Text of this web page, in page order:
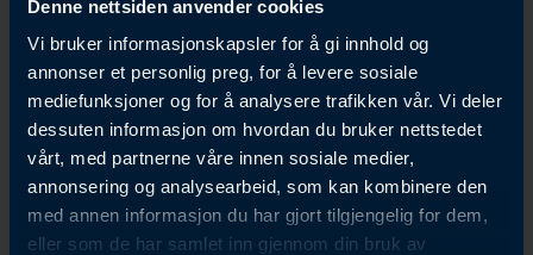
Denne nettsiden anvender cookies
Vi bruker informasjonskapsler for å gi innhold og
annonser et personlig preg, for å levere sosiale
mediefunksjoner og for å analysere trafikken vår. Vi deler
dessuten informasjon om hvordan du bruker nettstedet
vårt, med partnerne våre innen sosiale medier,
annonsering og analysearbeid, som kan kombinere den
med annen informasjon du har gjort tilgjengelig for dem,
eller som de har samlet inn gjennom din bruk av
Opplever du ulemper på
resteiendommen?
Opplever du ulemper på resteiendommen som følge
av et ekspropriasjonstiltak, eller har eksproprianten
krevd fordelsfradrag i erstatningen din? Våre